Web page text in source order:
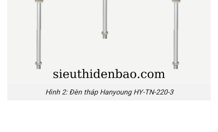
Hình 2: Đèn tháp Hanyoung HY-TN-220-3